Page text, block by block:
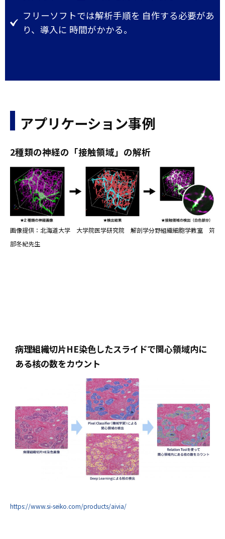
フリーソフトでは解析手順を 自作する必要があ
り、導入に 時間がかかる。
アプリケーション事例
2種類の神経の「接触領域」の解析
画像提供：北海道大学 大学院医学研究院 解剖学分野組織細胞学教室 苅
部冬紀先生
病理組織切片HE染色したスライドで関心領域内に
ある核の数をカウント
https://www.si-seiko.com/products/aivia/